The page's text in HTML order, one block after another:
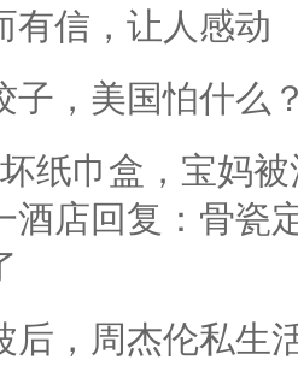
有信，让人感动
子，美国怕什么
纸巾盒，宝妈
酒店回复：骨瓷
后，周杰伦私生